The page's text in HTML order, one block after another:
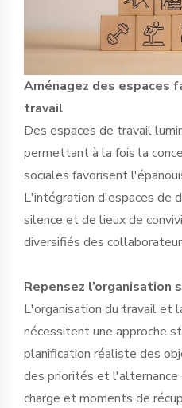
Aménagez des espaces
travail
Des espaces de travail
permettant à la fois la
sociales favorisent
L'intégration d'espaces de
silence et de lieux de
diversifiés des
Repensez l’organisation
L'organisation du travail et
nécessitent une approche
planification réaliste des
des priorités et
charge et moments de